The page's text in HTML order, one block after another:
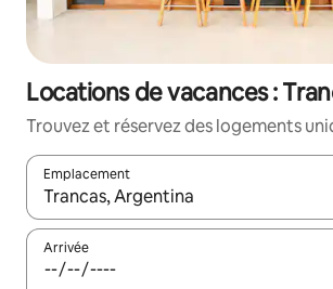
Locations de vacances :
Trouvez et réservez des logements
Emplacement
Quand les résultats sont affichés,
Arrivée